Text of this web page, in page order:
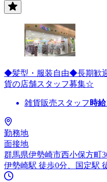
◆髪型・服装自由◆長期歓
貨の店舗スタッフ募集☆
雑貨販売スタッフ 時給
勤務地
面接地
群馬県伊勢崎市西小保方町
伊勢崎駅 徒歩0分、国定駅